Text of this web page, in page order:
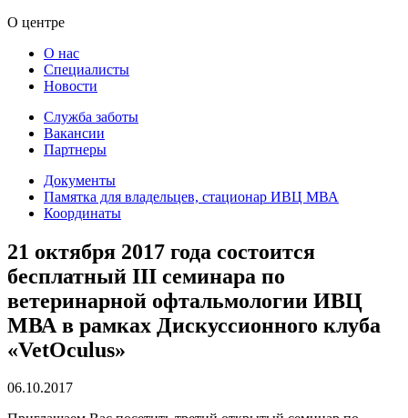
О центре
О нас
Специалисты
Новости
Служба заботы
Вакансии
Партнеры
Документы
Памятка для владельцев, стационар ИВЦ МВА
Координаты
21 октября 2017 года состоится
бесплатный III семинара по
ветеринарной офтальмологии ИВЦ
МВА в рамках Дискуссионного клуба
«VetOculus»
06.10.2017